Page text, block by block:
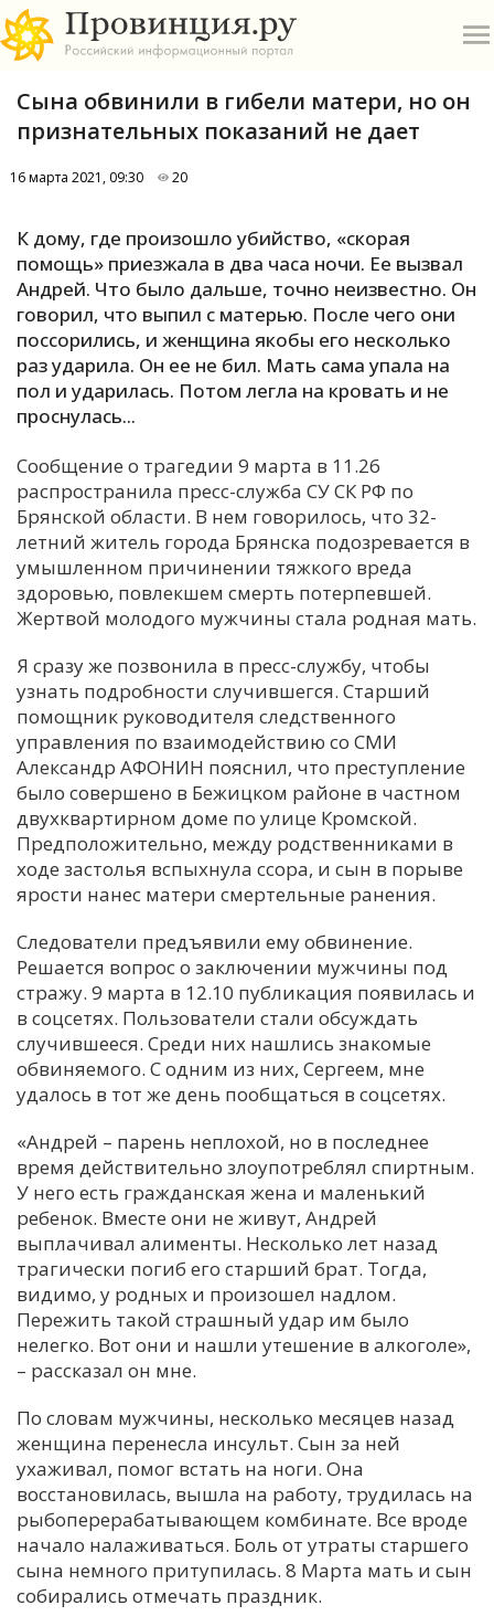
А
Б
Е
И
К
М
О
П
С
Х
Ч
Я
Сына обвинили в гибели матери, но он
признательных показаний не дает
16 марта 2021, 09:30 20
К дому, где произошло убийство, «скорая
помощь» приезжала в два часа ночи. Ее вызвал
Андрей. Что было дальше, точно неизвестно. Он
говорил, что выпил с матерью. После чего они
поссорились, и женщина якобы его несколько
раз ударила. Он ее не бил. Мать сама упала на
пол и ударилась. Потом легла на кровать и не
проснулась...
Сообщение о трагедии 9 марта в 11.26
распространила пресс-служба СУ СК РФ по
Брянской области. В нем говорилось, что 32-
летний житель города Брянска подозревается в
умышленном причинении тяжкого вреда
здоровью, повлекшем смерть потерпевшей.
Жертвой молодого мужчины стала родная мать.
Я сразу же позвонила в пресс-службу, чтобы
узнать подробности случившегся. Старший
помощник руководителя следственного
управления по взаимодействию со СМИ
Александр АФОНИН пояснил, что преступление
было совершено в Бежицком районе в частном
двухквартирном доме по улице Кромской.
Предположительно, между родственниками в
ходе застолья вспыхнула ссора, и сын в порыве
ярости нанес матери смертельные ранения.
Следователи предъявили ему обвинение.
Решается вопрос о заключении мужчины под
стражу. 9 марта в 12.10 публикация появилась и
в соцсетях. Пользователи стали обсуждать
случившееся. Среди них нашлись знакомые
обвиняемого. С одним из них, Сергеем, мне
удалось в тот же день пообщаться в соцсетях.
«Андрей – парень неплохой, но в последнее
время действительно злоупотреблял спиртным.
У него есть гражданская жена и маленький
ребенок. Вместе они не живут, Андрей
выплачивал алименты. Несколько лет назад
трагически погиб его старший брат. Тогда,
видимо, у родных и произошел надлом.
Пережить такой страшный удар им было
нелегко. Вот они и нашли утешение в алкоголе»,
– рассказал он мне.
По словам мужчины, несколько месяцев назад
женщина перенесла инсульт. Сын за ней
ухаживал, помог встать на ноги. Она
восстановилась, вышла на работу, трудилась на
рыбоперерабатывающем комбинате. Все вроде
начало налаживаться. Боль от утраты старшего
сына немного притупилась. 8 Марта мать и сын
собирались отмечать праздник.